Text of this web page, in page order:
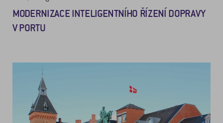
MODERNIZACE INTELIGENTNÍHO ŘÍZENÍ DOPRAVY
V PORTU